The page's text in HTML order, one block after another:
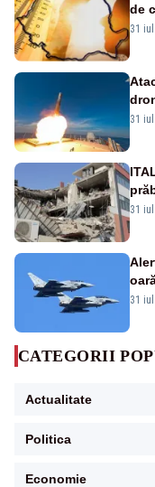
de
de
31
31
31
31
CATEGORII
Actualitate
Politica
Economie